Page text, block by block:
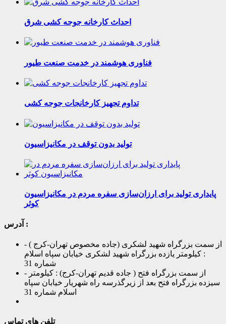
احداث کارخانه جوجه کشی شرق
فناوری هوشمند در خدمت صنعت طیور
تداوم تجهیز کارخانجات جوجه کشی
تولید بدون توقف در مکانیزاسیون
پایداری تولید برای ارزان‌سازی سفره مردم در مکانیزاسیون
کوثر
آدرس :
- از سمت بزرگراه شهید لشکری (جاده مخصوص تهران-کرج )
: کیلومتر یازده بزرگراه شهید لشکری خیابان سپاه اسلام
شماره 31
- از سمت بزرگراه فتح ( جاده قدیم تهران-کرج) : کیلومتر
سیزده بزرگراه فتح بعد از زیرگذرسه راه شهریار خیابان سپاه
اسلام شماره 31
تلفن های تماس